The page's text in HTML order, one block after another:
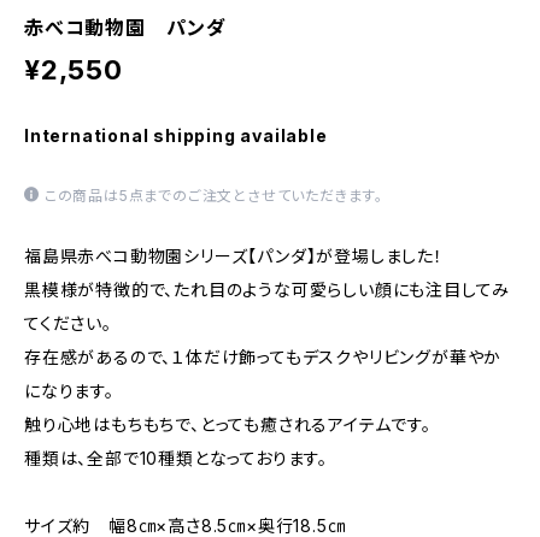
赤べコ動物園 パンダ
¥2,550
International shipping available
この商品は5点までのご注文とさせていただきます。
福島県赤べコ動物園シリーズ【パンダ】が登場しました！
黒模様が特徴的で、たれ目のような可愛らしい顔にも注目してみ
てください。
存在感があるので、１体だけ飾ってもデスクやリビングが華やか
になります。
触り心地はもちもちで、とっても癒されるアイテムです。
種類は、全部で10種類となっております。
サイズ約 幅8㎝×高さ8.5㎝×奥行18.5㎝